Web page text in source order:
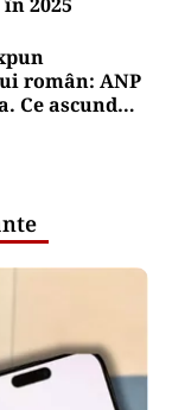
român: ANP
Ce ascund